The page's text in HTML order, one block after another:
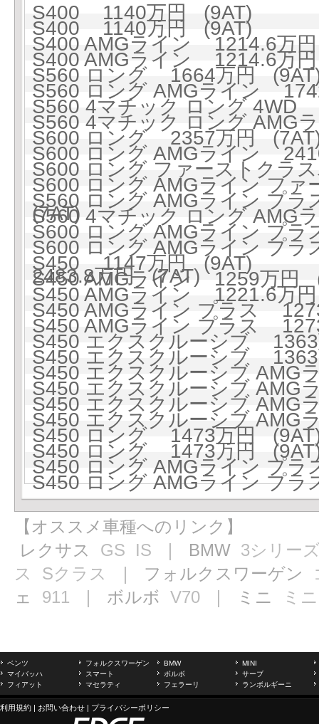
S400 1140万円 (9AT)
S400 1140万円 (9AT)
S400 AMGライン 1214.6万
S400 AMGライン 1214.6万
S560 ロング 1664万円
S560 ロング AMGライン
S560 4マチック ロング
S560 4マチック ロング
S600 ロング 2357万円
S600 ロング AMGライン
S600 ロング ファーストク
S600 ロング AMGライン フ
(7AT)
S560 ロング AMGライン プ
S560 4マチック ロング
S600 ロング AMGライン プ
S600 ロング AMGライン プ
2483.8万円 (7AT)
S450 1147万円 (9AT)
S450 AMGライン 1259万円
S450 AMGライン 1221.6万
S450 AMGライン プラス
S450 AMGライン プラス
S450 エクスクルーシブ
S450 エクスクルーシブ
S450 エクスクルーシブ
S450 エクスクルーシブ
S450 エクスクルーシブ
S450 エクスクルーシブ
S450 ロング 1473万円
S450 ロング 1473万円
S450 ロング AMGライン プ
S450 ロング AMGライン プ
【オススメ車種へのリンク】
レクサス GS IS ｜ BMW 3シリー
ス
Sクラス ｜ フォルクスワーゲン
ェ 911 ｜ ボルボ V70 ｜ ミニ ミニ
ベンツ フォルクスワーゲン BMW
MINI
マイバッハ
スマート ボルボ
サーブ
フィアット
マセラティ フェラーリ ランボルギーニ
利用規約 | お問い合わせ | プライバシーポリシー